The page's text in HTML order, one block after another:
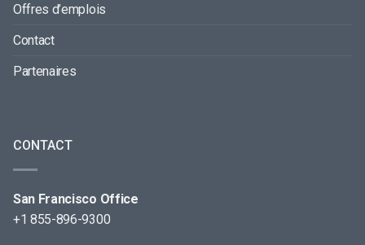
Offres d’emplois
Contact
Partenaires
CONTACT
San Francisco Office
+1 855-896-9300